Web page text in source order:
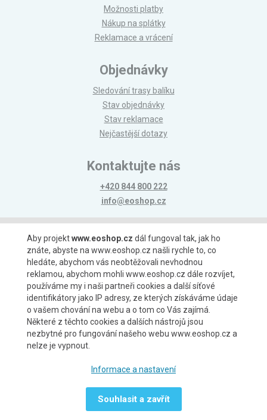
Možnosti platby
Nákup na splátky
Reklamace a vrácení
Objednávky
Sledování trasy balíku
Stav objednávky
Stav reklamace
Nejčastější dotazy
Kontaktujte nás
+420 844 800 222
info@eoshop.cz
Možnosti platby
Možnosti dopravy
Aby projektwww.eoshop.cz dál fungoval tak, jak ho
znáte, abyste na www.eoshop.cz našli rychle to, co
hledáte, abychom vás neobtěžovali nevhodnou
reklamou, abychom mohli www.eoshop.cz dále rozvíjet,
používáme my i naši partneři cookies a další síťové
identifikátory jako IP adresy, ze kterých získáváme údaje
o vašem chování na webu a o tom co Vás zajímá.
Některé z těchto cookies a dalších nástrojů jsou
nezbytné pro fungování našeho webu www.eoshop.cz a
nelze je vypnout.
Informace a nastavení
Souhlasit a zavřít